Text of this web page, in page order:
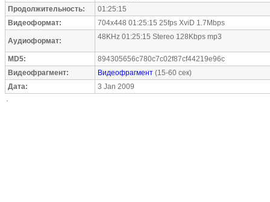
Продолжительность:
01:25:15
Видеоформат:
704x448 01:25:15 25fps XviD 1.7Mbps
Аудиоформат: 48KHz 01:25:15 Stereo 128Kbps mp3
MD5:
894305656c780c7c02f87cf44219e96c
Видеофрагмент:
Видеофрагмент (15-60 сек)
Дата:
3 Jan 2009